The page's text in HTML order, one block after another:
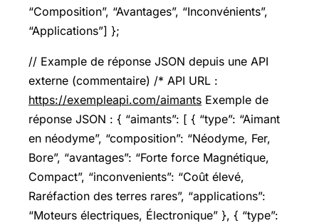
“Composition”, “Avantages”, “Inconvénients”,
“Applications”] };
// Example de réponse JSON depuis une API
externe (commentaire) /* API URL :
https://exempleapi.com/aimants Exemple de
réponse JSON : { “aimants”: [ { “type”: “Aimant
en néodyme”, “composition”: “Néodyme, Fer,
Bore”, “avantages”: “Forte force Magnétique,
Compact”, “inconvenients”: “Coût élevé,
Raréfaction des terres rares”, “applications”:
“Moteurs électriques, Électronique” }, { “type”: